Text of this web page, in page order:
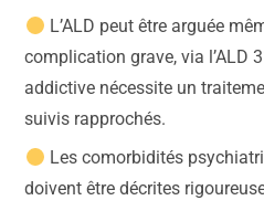
L’ALD peut être arguée
complication grave, via l’ALD
addictive nécessite un
suivis rapprochés.
Les comorbidités
doivent être décrites